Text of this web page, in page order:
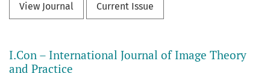
View Journal Current Issue
I.Con – International Journal of Image Theory
and Practice